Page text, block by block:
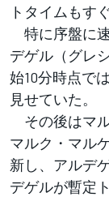
トタイムもす
特に序盤に
デゲル（グレ
始10分時点で
見せていた。
その後はマ
マルク・マル
新し、アルデ
デゲルが暫定